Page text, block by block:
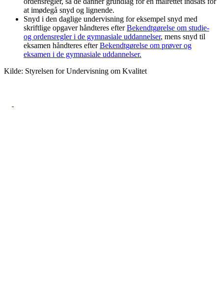
at imødegå snyd og lignende.
Snyd i den daglige undervisning for eksempel snyd med
skriftlige opgaver håndteres efterBekendtgørelse om studie-
og ordensregler i de gymnasiale uddannelser, mens snyd til
eksamen håndteres efterBekendtgørelse om prøver og
eksamen i de gymnasiale uddannelser.
Kilde: Styrelsen for Undervisning om Kvalitet